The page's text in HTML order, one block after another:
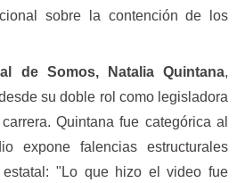
sobre la contención de los
de Somos, Natalia Quintana,
su doble rol como legisladora
Quintana fue categórica al
expone falencias estructurales
"Lo que hizo el video fue